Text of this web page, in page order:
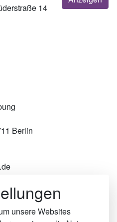
14
Berlin
unsere Websites